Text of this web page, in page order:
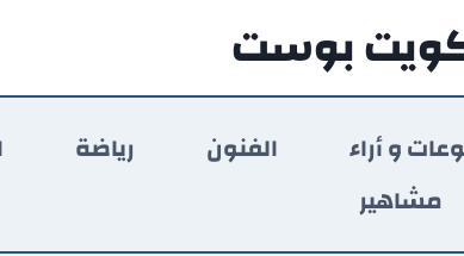
بوست
و أراء الفنون رياضة
مشاهير